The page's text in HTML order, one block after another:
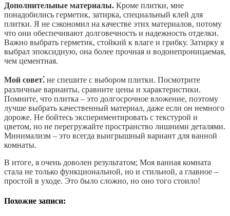
Дополнительные материалы. Кроме плитки, мне
понадобились герметик, затирка, специальный клей для
плитки. Я не сэкономил на качестве этих материалов, потому
что они обеспечивают долговечность и надежность отделки.
Важно выбрать герметик, стойкий к влаге и грибку. Затирку я
выбрал эпоксидную, она более прочная и водонепроницаемая,
чем цементная.
Мой совет⁚ не спешите с выбором плитки. Посмотрите
различные варианты, сравните цены и характеристики.
Помните, что плитка – это долгосрочное вложение, поэтому
лучше выбрать качественный материал, даже если он немного
дороже. Не бойтесь экспериментировать с текстурой и
цветом, но не перегружайте пространство лишними деталями.
Минимализм – это всегда выигрышный вариант для ванной
комнаты.
В итоге, я очень доволен результатом; Моя ванная комната
стала не только функциональной, но и стильной, а главное –
простой в уходе. Это было сложно, но оно того стоило!
Похожие записи: